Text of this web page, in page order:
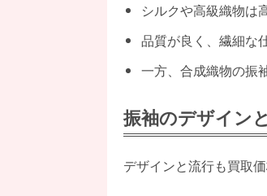
シルクや高級織物は
品質が良く、繊細な
一方、合成織物の振
振袖のデザイン
デザインと流行も買取価